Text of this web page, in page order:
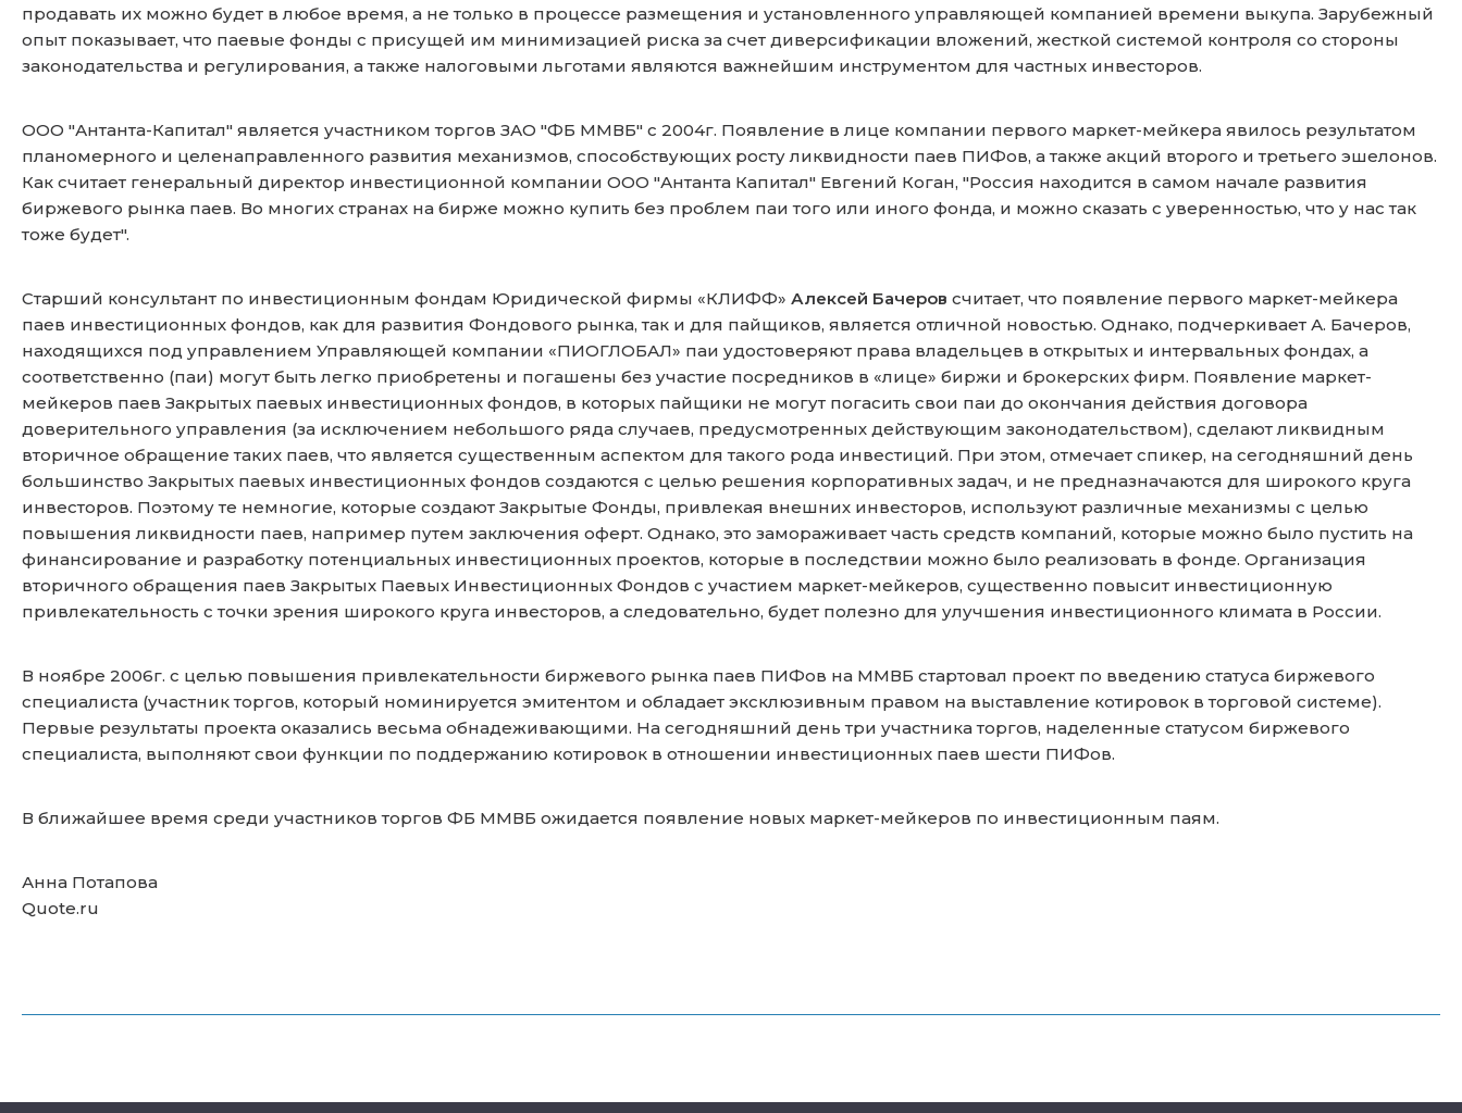
продавать их можно будет в любое время, а не только в процессе размещения и установленного управляющей компанией времени выкупа. Зарубежный
опыт показывает, что паевые фонды с присущей им минимизацией риска за счет диверсификации вложений, жесткой системой контроля со стороны
законодательства и регулирования, а также налоговыми льготами являются важнейшим инструментом для частных инвесторов.
ООО "Антанта-Капитал" является участником торгов ЗАО "ФБ ММВБ" с 2004г. Появление в лице компании первого маркет-мейкера явилось результатом
планомерного и целенаправленного развития механизмов, способствующих росту ликвидности паев ПИФов, а также акций второго и третьего эшелонов.
Как считает генеральный директор инвестиционной компании ООО "Антанта Капитал" Евгений Коган, "Россия находится в самом начале развития
биржевого рынка паев. Во многих странах на бирже можно купить без проблем паи того или иного фонда, и можно сказать с уверенностью, что у нас так
тоже будет".
Старший консультант по инвестиционным фондам Юридической фирмы «КЛИФФ» Алексей Бачеров считает, что появление первого маркет-мейкера
паев инвестиционных фондов, как для развития Фондового рынка, так и для пайщиков, является отличной новостью. Однако, подчеркивает А. Бачеров,
находящихся под управлением Управляющей компании «ПИОГЛОБАЛ» паи удостоверяют права владельцев в открытых и интервальных фондах, а
соответственно (паи) могут быть легко приобретены и погашены без участие посредников в «лице» биржи и брокерских фирм. Появление маркет-
мейкеров паев Закрытых паевых инвестиционных фондов, в которых пайщики не могут погасить свои паи до окончания действия договора
доверительного управления (за исключением небольшого ряда случаев, предусмотренных действующим законодательством), сделают ликвидным
вторичное обращение таких паев, что является существенным аспектом для такого рода инвестиций. При этом, отмечает спикер, на сегодняшний день
большинство Закрытых паевых инвестиционных фондов создаются с целью решения корпоративных задач, и не предназначаются для широкого круга
инвесторов. Поэтому те немногие, которые создают Закрытые Фонды, привлекая внешних инвесторов, используют различные механизмы с целью
повышения ликвидности паев, например путем заключения оферт. Однако, это замораживает часть средств компаний, которые можно было пустить на
финансирование и разработку потенциальных инвестиционных проектов, которые в последствии можно было реализовать в фонде. Организация
вторичного обращения паев Закрытых Паевых Инвестиционных Фондов с участием маркет-мейкеров, существенно повысит инвестиционную
привлекательность с точки зрения широкого круга инвесторов, а следовательно, будет полезно для улучшения инвестиционного климата в России.
В ноябре 2006г. с целью повышения привлекательности биржевого рынка паев ПИФов на ММВБ стартовал проект по введению статуса биржевого
специалиста (участник торгов, который номинируется эмитентом и обладает эксклюзивным правом на выставление котировок в торговой системе).
Первые результаты проекта оказались весьма обнадеживающими. На сегодняшний день три участника торгов, наделенные статусом биржевого
специалиста, выполняют свои функции по поддержанию котировок в отношении инвестиционных паев шести ПИФов.
В ближайшее время среди участников торгов ФБ ММВБ ожидается появление новых маркет-мейкеров по инвестиционным паям.
Анна Потапова
Quote.ru